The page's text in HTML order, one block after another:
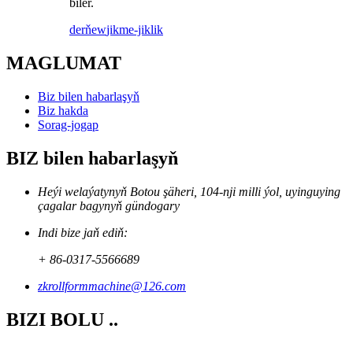
biler.
derňewjikme-jiklik
MAGLUMAT
Biz bilen habarlaşyň
Biz hakda
Sorag-jogap
BIZ bilen habarlaşyň
Heýi welaýatynyň Botou şäheri, 104-nji milli ýol, uyinguying
çagalar bagynyň gündogary
Indi bize jaň ediň:
+ 86-0317-5566689
zkrollformmachine@126.com
BIZI BOLU ..